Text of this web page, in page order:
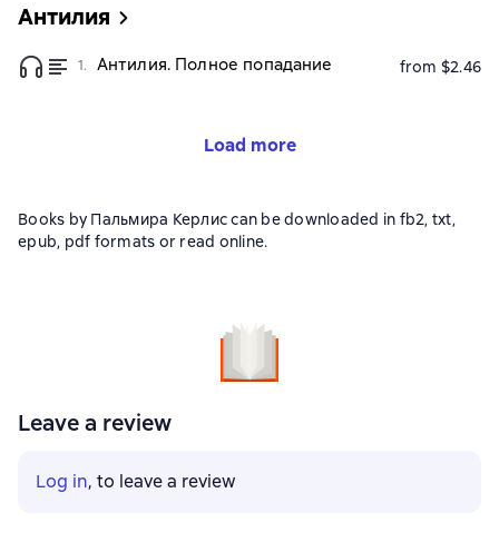
Антилия
1. Антилия. Полное попадание from $2.46
Load more
Books by Пальмира Керлис can be downloaded in fb2, txt,
epub, pdf formats or read online.
Leave a review
Log in, to leave a review